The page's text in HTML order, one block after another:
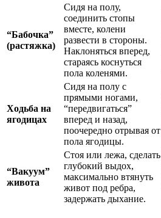
“Бабочка”
(растяжка)
Сидя на полу,
соединить стопы
вместе, колени
развести в стороны.
Наклоняться вперед,
стараясь коснуться
пола коленями.
Ходьба на
ягодицах
Сидя на полу с
прямыми ногами,
“передвигаться”
вперед и назад,
поочередно отрывая от
пола ягодицы.
“Вакуум”
живота
Стоя или лежа, сделать
глубокий выдох,
максимально втянуть
живот под ребра,
задержать дыхание.